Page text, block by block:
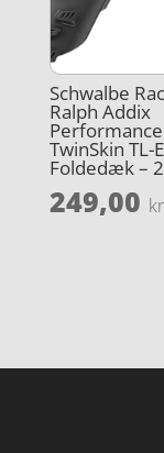
Schwalbe
Ralph Addix
TwinSkin TL-
Foldedæk –
249,00